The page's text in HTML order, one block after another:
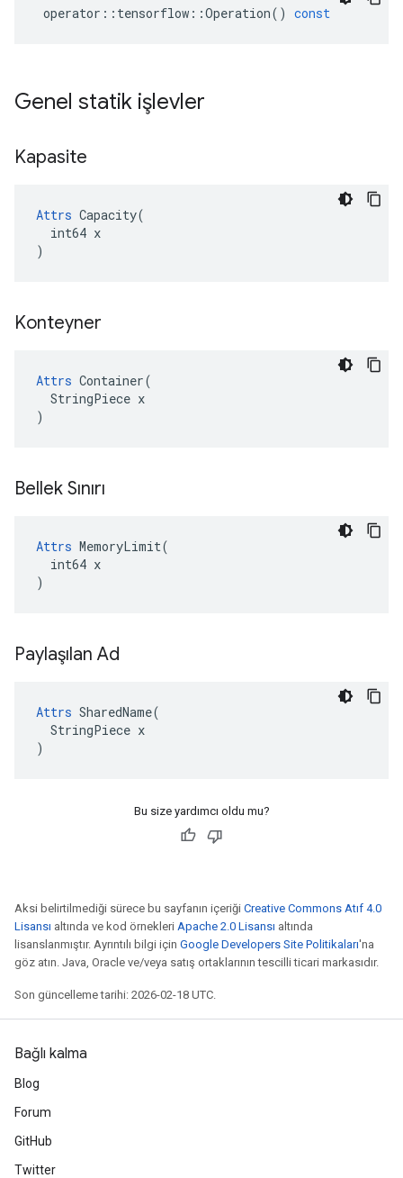
operator :: tensorflow ::Operation() const
Genel statik işlevler
Kapasite
Attrs Capacity(
  int64 x
)
Konteyner
Attrs Container(
  StringPiece x
)
Bellek Sınırı
Attrs MemoryLimit(
  int64 x
)
Paylaşılan Ad
Attrs SharedName(
  StringPiece x
)
Bu size yardımcı oldu mu?
Aksi belirtilmediği sürece bu sayfanın içeriği Creative Commons Atıf 4.0
Lisansı altında ve kod örnekleri Apache 2.0 Lisansı altında
lisanslanmıştır. Ayrıntılı bilgi için Google Developers Site Politikaları'na
göz atın. Java, Oracle ve/veya satış ortaklarının tescilli ticari markasıdır.
Son güncelleme tarihi: 2026-02-18 UTC.
Bağlı kalma
Blog
Forum
GitHub
Twitter